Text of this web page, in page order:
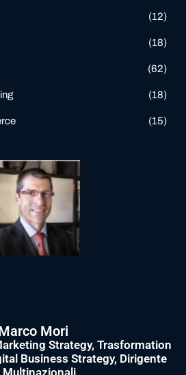
(12)
(18)
(62)
(18)
(15)
Mori
Strategy, Trasformation
Business Strategy, Dirigente
Multinazionali